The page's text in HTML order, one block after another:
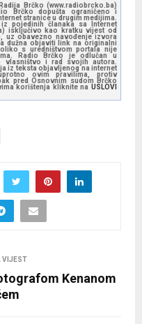
Brčko (www.radiobrcko.ba)
Brčko dopušta ograničeno i
stranice u drugim medijima.
pojedinih članaka sa Internet
isključivo kao kratku vijest od
uz obavezno navođenje izvora
dužna objaviti link na originalni
s uredništvom portala nije
Radio Brčko je odlučan u
vlasništvo i rad svojih autora.
iz teksta objavljenog na internet
ovim pravilima, protiv
pred Osnovnim sudom Brčko
korištenja kliknite na USLOVI
VIJEST
Kenanom